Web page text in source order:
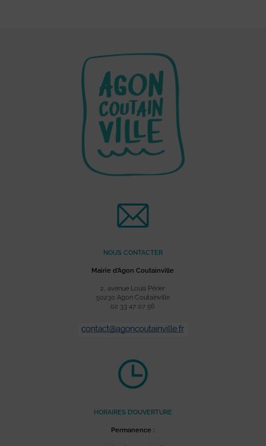
NOUS CONTACTER
Mairie d’Agon Coutainville
2, avenue Louis Périer
50230 Agon Coutainville
02 33 47 07 56
HORAIRES D’OUVERTURE
Permanence :